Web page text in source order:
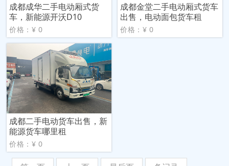
成都成华二手电动厢式货
车，新能源开沃D10
价格：¥ 0
成都金堂二手电动厢式货车
出售，电动面包货车租
价格：¥ 0
成都二手电动货车出售，新
能源货车哪里租
价格：¥ 0